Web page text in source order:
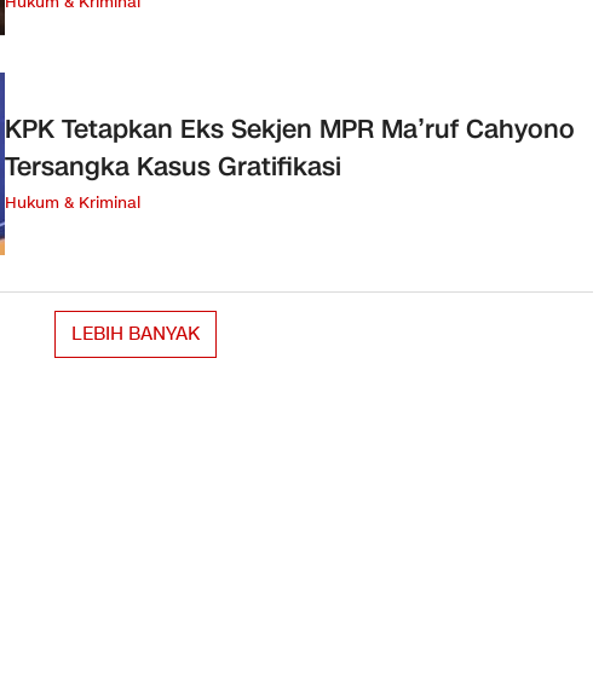
KPK Tetapkan Eks Sekjen MPR Ma’ruf Cahyono
Tersangka Kasus Gratifikasi
Hukum & Kriminal
LEBIH BANYAK